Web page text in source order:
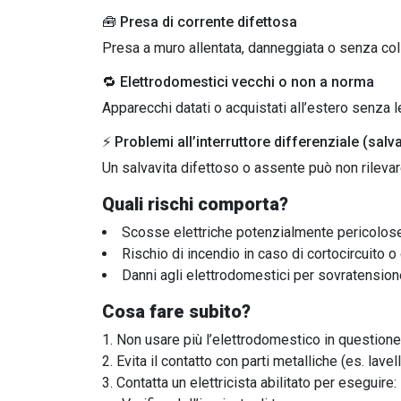
🧰 Presa di corrente difettosa
Presa a muro allentata, danneggiata o senza
🔁 Elettrodomestici vecchi o non a norma
Apparecchi datati o acquistati all’estero
⚡ Problemi all’interruttore differenziale
Un salvavita difettoso o assente può non
Quali rischi comporta?
Scosse elettriche potenzialmente
Rischio di incendio in caso di cortocircuito o
Danni agli elettrodomestici per
Cosa fare subito?
Non usare più l’elettrodomestico in
Evita il contatto con parti metalliche (es.
Contatta un elettricista abilitato per eseguire: